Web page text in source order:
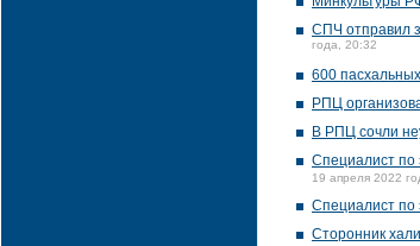
СПЧ отправил
года, 20:32
600
РПЦ
В РПЦ сочли
Специалист по
19 апреля 2022
Специалист по
Сторонник